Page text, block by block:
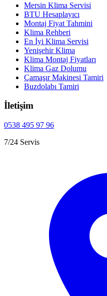
Mersin Klima Servisi
BTU Hesaplayıcı
Montaj Fiyat Tahmini
Klima Rehberi
En İyi Klima Servisi
Yenişehir Klima
Klima Montaj Fiyatları
Klima Gaz Dolumu
Çamaşır Makinesi Tamiri
Buzdolabı Tamiri
İletişim
0538 495 97 96
7/24 Servis